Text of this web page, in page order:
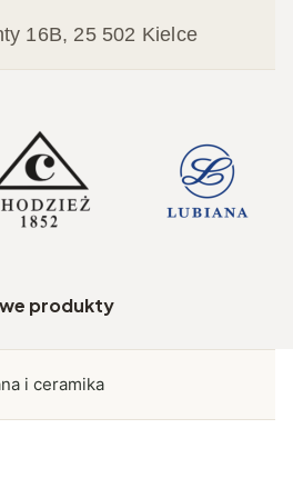
16B, 25 502 Kielce
produkty
i ceramika